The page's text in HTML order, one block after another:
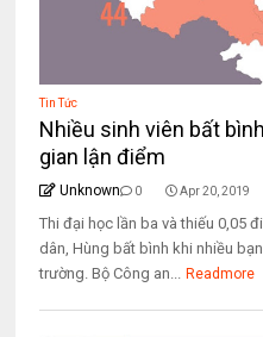
Tin Tức
Nhiều sinh viên bất
gian lận điểm
Unknown 0 Apr 20, 2019
Thi đại học lần ba và thiếu 0,05
dân, Hùng bất bình khi nhiều
trường. Bộ Công an... Readmore